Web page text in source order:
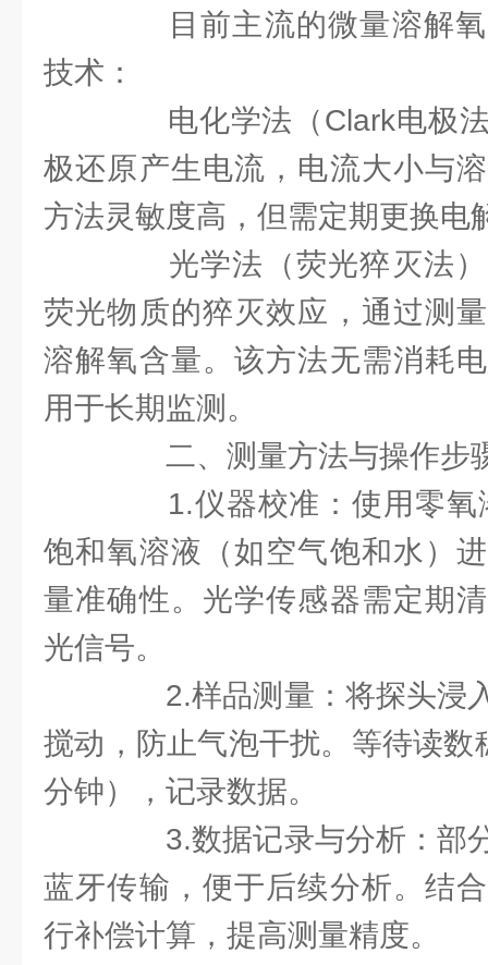
目前主流的微量溶解氧
技术：
电化学法（Clark电极法
极还原产生电流，电流大小与
方法灵敏度高，但需定期更换电
光学法（荧光猝灭法）
荧光物质的猝灭效应，通过测
溶解氧含量。该方法无需消耗
用于长期监测。
二、测量方法与操作步
1.仪器校准：使用零氧
饱和氧溶液（如空气饱和水）
量准确性。光学传感器需定期
光信号。
2.样品测量：将探头浸
搅动，防止气泡干扰。等待读
分钟），记录数据。
3.数据记录与分析：部
蓝牙传输，便于后续分析。结
行补偿计算，提高测量精度。